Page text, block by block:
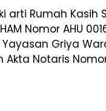
arti Rumah Kasih
Nomor AHU
Griya
Notaris